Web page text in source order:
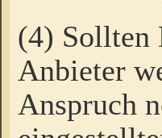
(4) Sollten
Anbieter
Anspruch